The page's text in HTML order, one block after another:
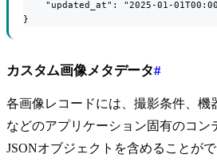
"updated_at": "2025-01-
}
カスタム画像メタデータ#
各画像レコードには、撮影条件、機
などのアプリケーション固有のコン
JSONオブジェクトを含めることが